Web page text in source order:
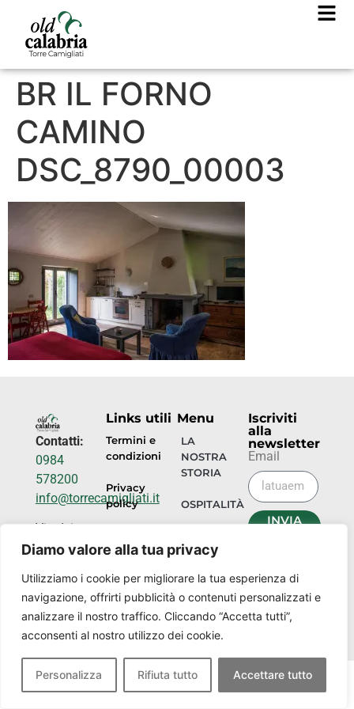
Diamo valore alla tua privacy
Utilizziamo i cookie per migliorare la tua esperienza di
navigazione, offrirti pubblicità o contenuti personalizzati e
analizzare il nostro traffico. Cliccando “Accetta tutti”,
acconsenti al nostro utilizzo dei cookie.
Personalizza Rifiuta tutto Accettare tutto
BR IL FORNO
CAMINO
DSC_8790_00003
Contatti:
0984
578200
info@torrecamigliati.it
Via dei
Camigliati,
Camigliatello
Silano CS
Links utili
Termini e
condizioni
Privacy
policy
Menu
LA
NOSTRA
STORIA
OSPITALITÀ
NOSTRI
LUOGHI
Iscriviti
alla
newsletter
Email
INVIA